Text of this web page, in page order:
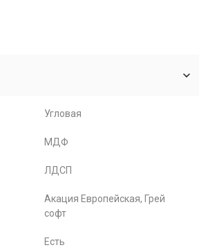
Угловая
МДФ
ЛДСП
Акация Европейская, Грей
софт
Есть